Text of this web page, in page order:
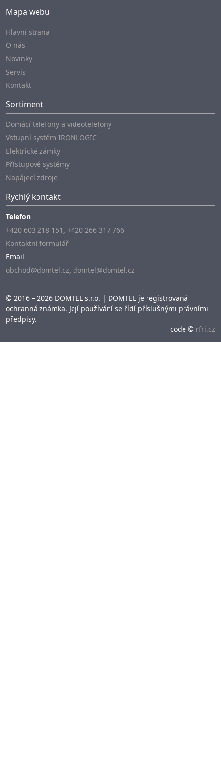
Mapa webu
Hlavní strana
O nás
Novinky
Servis
Kontakt
Sortiment
Domácí telefony a videotelefony
Vstupní systém IRONLOGIC
Elektrické zámky
Přístupové systémy
Napájecí zdroje
Rychlý kontakt
Telefon
+420 603 218 151 , +420 266 317 766
Kontaktní formulář
Email
obchod@domtel.cz, domtel@domtel.cz
© 2016 – 2026 DOMTEL s.r.o. | DOMTEL je registrovaná
ochranná známka. Její používání se řídí příslušnými právními
předpisy.
code © rfri.cz